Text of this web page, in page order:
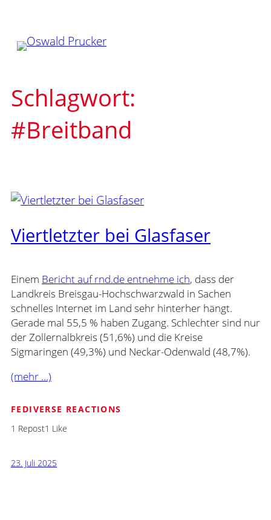
springen
Schlagwort:
#Breitband
Viertletzter bei Glasfaser
Einem Bericht auf rnd.de entnehme ich, dass der
Landkreis Breisgau-Hochschwarzwald in Sachen
schnelles Internet im Land sehr hinterher hängt.
Gerade mal 55,5 % haben Zugang. Schlechter sind nur
der Zollernalbkreis (51,6%) und die Kreise
Sigmaringen (49,3%) und Neckar-Odenwald (48,7%).
(mehr …)
FEDIVERSE REACTIONS
1 Repost1 Like
23. Juli 2025